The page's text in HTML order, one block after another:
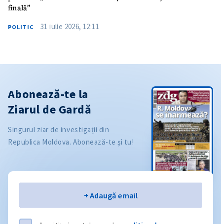
finală”
POLITIC 31 iulie 2026, 12:11
Abonează-te la
Ziarul de Gardă
Singurul ziar de investigații din
Republica Moldova. Abonează-te și tu!
+ Adaugă email